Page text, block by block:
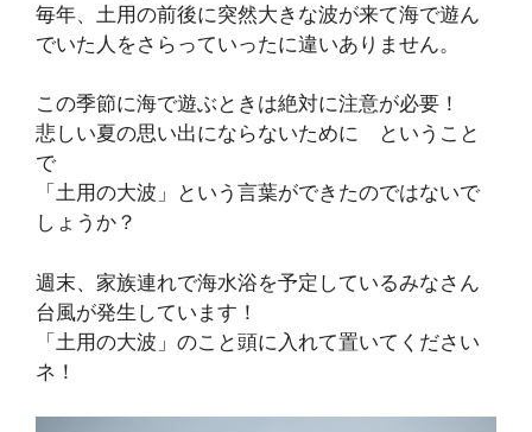
毎年、土用の前後に突然大きな波が来て海で遊ん
でいた人をさらっていったに違いありません。
この季節に海で遊ぶときは絶対に注意が必要！
悲しい夏の思い出にならないために ということ
で
「土用の大波」という言葉ができたのではないで
しょうか？
週末、家族連れで海水浴を予定しているみなさん
台風が発生しています！
「土用の大波」のこと頭に入れて置いてください
ネ！